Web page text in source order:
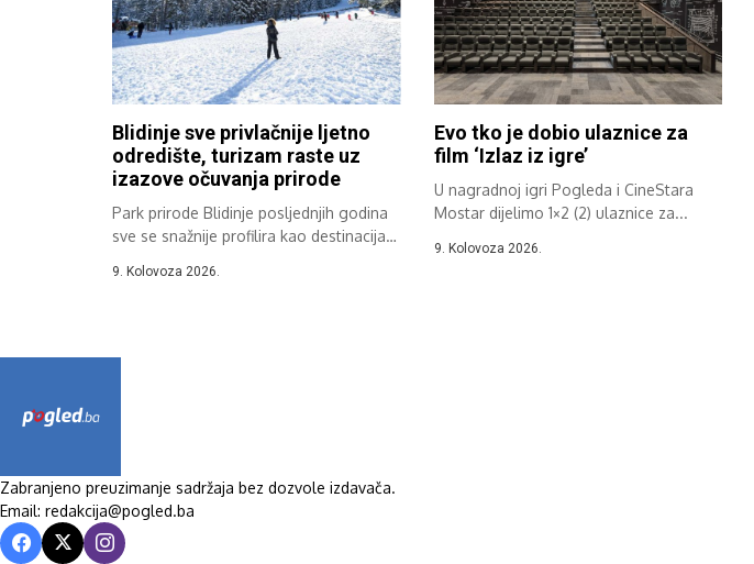
Blidinje sve privlačnije ljetno
odredište, turizam raste uz
izazove očuvanja prirode
Park prirode Blidinje posljednjih godina
sve se snažnije profilira kao destinacija
9. Kolovoza 2026.
Evo tko je dobio ulaznice za
film ‘Izlaz iz igre’
U nagradnoj igri Pogleda i CineStara
Mostar dijelimo 1×2 (2) ulaznice za...
9. Kolovoza 2026.
Zabranjeno preuzimanje sadržaja bez dozvole izdavača.
Email: redakcija@pogled.ba